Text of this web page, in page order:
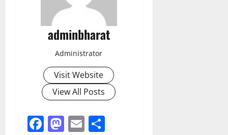
adminbharat
Administrator
Visit Website
View All Posts
Facebook
Mastodon
Email